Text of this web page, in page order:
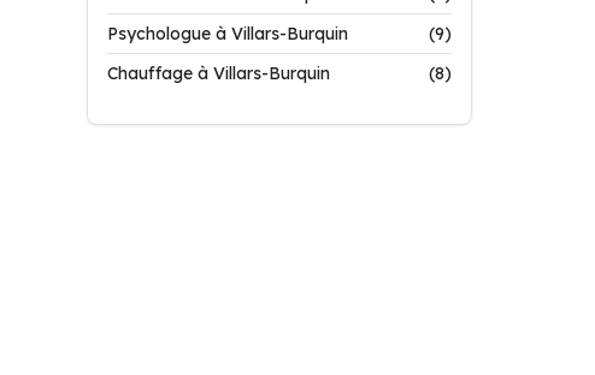
Psychologue à Villars-Burquin
(9)
Chauffage à Villars-Burquin
(8)